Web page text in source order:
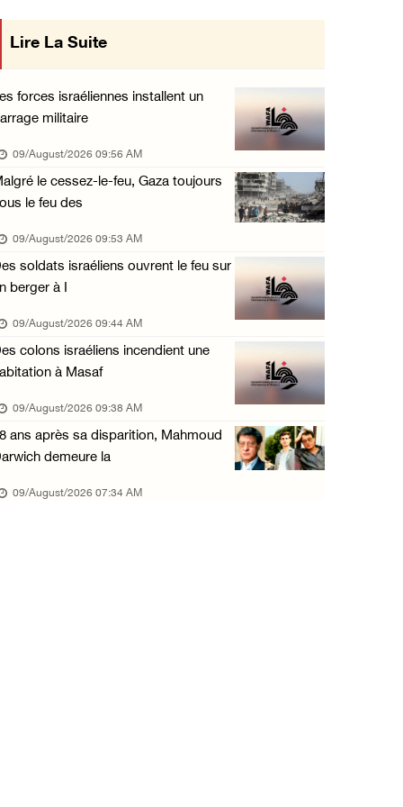
Deux civils blessés lors d’une attaque menée ...
08/August/2026 02:54 PM
Le Président reçoit le conseil municipal de ...
08/August/2026 02:21 PM
L’occupation continue de ravager des terres ...
08/August/2026 12:16 PM
73384 martyrs et 174242 blessés depuis le dé ...
08/August/2026 11:22 AM
en œuvre des décisions du Conseil
concernant les relations avec
Lire La Suite
forces israéliennes installent un
militaire
09/August/2026 09:56 AM
le cessez-le-feu, Gaza toujours
le feu des
09/August/2026 09:53 AM
soldats israéliens ouvrent le feu sur
berger à I
09/August/2026 09:44 AM
colons israéliens incendient une
à Masaf
09/August/2026 09:38 AM
ans après sa disparition, Mahmoud
demeure la
09/August/2026 07:34 AM